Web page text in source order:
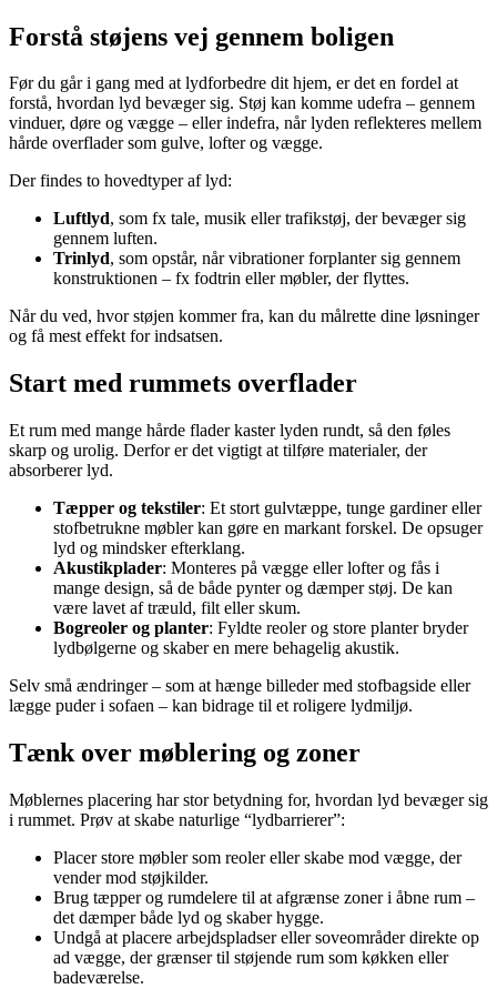
Forstå støjens vej gennem boligen
Før du går i gang med at lydforbedre dit hjem, er det en fordel at
forstå, hvordan lyd bevæger sig. Støj kan komme udefra – gennem
vinduer, døre og vægge – eller indefra, når lyden reflekteres mellem
hårde overflader som gulve, lofter og vægge.
Der findes to hovedtyper af lyd:
Luftlyd, som fx tale, musik eller trafikstøj, der bevæger sig
gennem luften.
Trinlyd, som opstår, når vibrationer forplanter sig gennem
konstruktionen – fx fodtrin eller møbler, der flyttes.
Når du ved, hvor støjen kommer fra, kan du målrette dine løsninger
og få mest effekt for indsatsen.
Start med rummets overflader
Et rum med mange hårde flader kaster lyden rundt, så den føles
skarp og urolig. Derfor er det vigtigt at tilføre materialer, der
absorberer lyd.
Tæpper og tekstiler: Et stort gulvtæppe, tunge gardiner eller
stofbetrukne møbler kan gøre en markant forskel. De opsuger
lyd og mindsker efterklang.
Akustikplader: Monteres på vægge eller lofter og fås i
mange design, så de både pynter og dæmper støj. De kan
være lavet af træuld, filt eller skum.
Bogreoler og planter: Fyldte reoler og store planter bryder
lydbølgerne og skaber en mere behagelig akustik.
Selv små ændringer – som at hænge billeder med stofbagside eller
lægge puder i sofaen – kan bidrage til et roligere lydmiljø.
Tænk over møblering og zoner
Møblernes placering har stor betydning for, hvordan lyd bevæger sig
i rummet. Prøv at skabe naturlige “lydbarrierer”:
Placer store møbler som reoler eller skabe mod vægge, der
vender mod støjkilder.
Brug tæpper og rumdelere til at afgrænse zoner i åbne rum –
det dæmper både lyd og skaber hygge.
Undgå at placere arbejdspladser eller soveområder direkte op
ad vægge, der grænser til støjende rum som køkken eller
badeværelse.